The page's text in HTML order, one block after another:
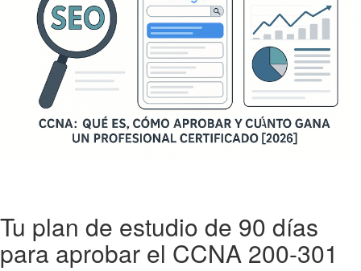
Tu plan de estudio de 90 días
para aprobar el CCNA 200-301